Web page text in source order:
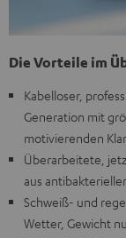
Die Vorteile im
Kabelloser,
Generation mit
motivierenden
Überarbeitete,
aus
Schweiß- und
Wetter, Gewicht